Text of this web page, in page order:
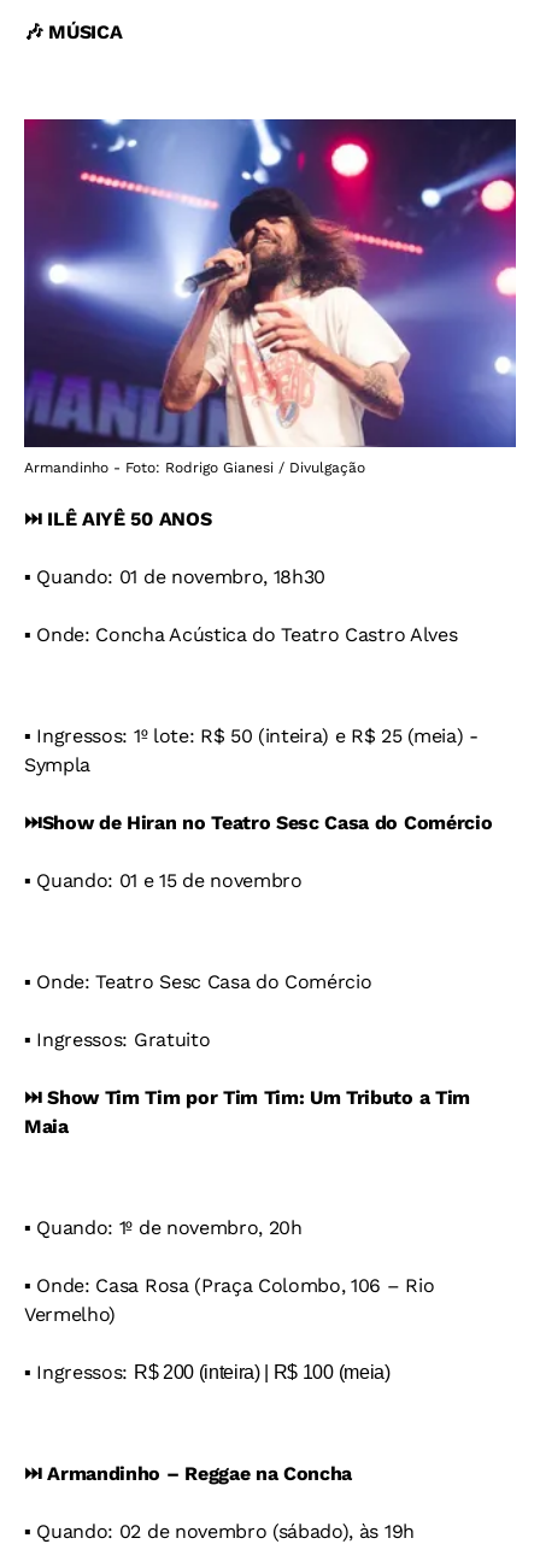
🎶 MÚSICA
Armandinho - Foto: Rodrigo Gianesi / Divulgação
⏭️ ILÊ AIYÊ 50 ANOS
▪️ Quando: 01 de novembro, 18h30
▪️ Onde: Concha Acústica do Teatro Castro Alves
▪️ Ingressos: 1º lote: R$ 50 (inteira) e R$ 25 (meia) -
Sympla
⏭️Show de Hiran no Teatro Sesc Casa do Comércio
▪️ Quando: 01 e 15 de novembro
▪️ Onde: Teatro Sesc Casa do Comércio
▪️ Ingressos: Gratuito
⏭️ Show Tim Tim por Tim Tim: Um Tributo a Tim
Maia
▪️ Quando: 1º de novembro, 20h
▪️ Onde: Casa Rosa (Praça Colombo, 106 – Rio
Vermelho)
▪️ Ingressos: R$ 200 (inteira) | R$ 100 (meia)
⏭️ Armandinho – Reggae na Concha
▪️ Quando: 02 de novembro (sábado), às 19h